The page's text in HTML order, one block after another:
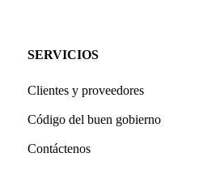
SERVICIOS
Clientes y proveedores
Código del buen gobierno
Contáctenos